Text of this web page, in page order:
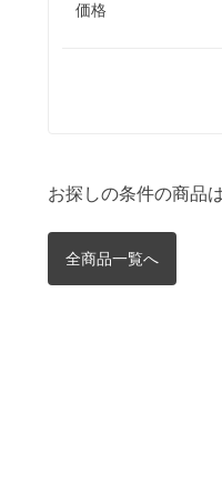
価格
お探しの条件の商品
全商品一覧へ